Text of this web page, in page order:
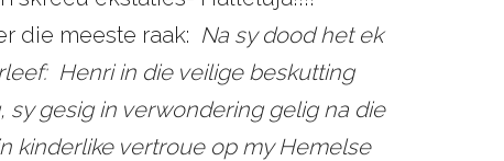
die meeste raak: Na sy dood het ek
Henri in die veilige beskutting
sy gesig in verwondering gelig na die
kinderlike vertroue op my Hemelse